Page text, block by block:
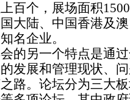
百个，展场面积
大陆、中国香港及
名企业。
另一个特点是通过
发展和管理现状、
路。论坛分为三大